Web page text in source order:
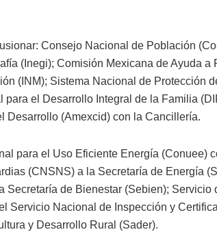
Consejo Nacional de Población
(Inegi); Comisión Mexicana de Ayuda a
(INM); Sistema Nacional de Protección
para el Desarrollo Integral de la Familia
Desarrollo (Amexcid) con la Cancillería.
para el Uso Eficiente Energía (Conuee)
(CNSNS) a la Secretaría de Energía
Secretaría de Bienestar (Sebien); Servicio
Servicio Nacional de Inspección y
y Desarrollo Rural (Sader).